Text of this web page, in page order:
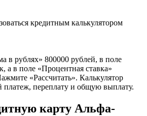
кредитным калькулятором
в рублях» 800000 рублей, в поле
а в поле «Процентная ставка»
«Рассчитать». Калькулятор
платеж, переплату и общую выплату.
карту Альфа-